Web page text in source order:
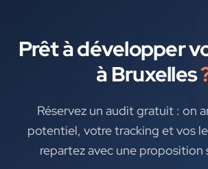
Prêt à développer
à Bruxelles
Réservez un audit gratuit : on
potentiel, votre tracking et vos
repartez avec une proposition